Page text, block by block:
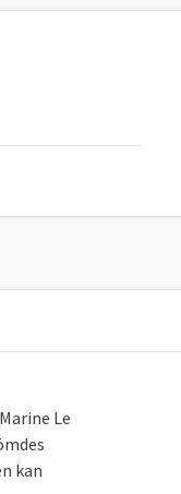
Le
kan